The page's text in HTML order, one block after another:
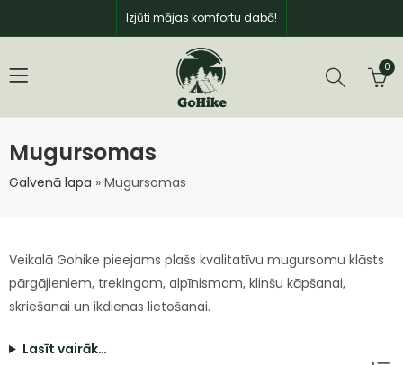
Izjūti mājas komfortu dabā!
0
Mugursomas
Galvenā lapa » Mugursomas
Veikalā Gohike pieejams plašs kvalitatīvu mugursomu klāsts
pārgājieniem, trekingam, alpīnismam, klinšu kāpšanai,
skriešanai un ikdienas lietošanai.
Lasīt vairāk…